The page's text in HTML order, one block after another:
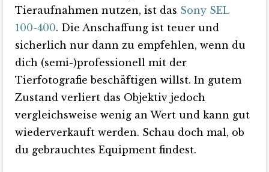
Tieraufnahmen nutzen, ist das Sony SEL
100-400. Die Anschaffung ist teuer und
sicherlich nur dann zu empfehlen, wenn du
dich (semi-)professionell mit der
Tierfotografie beschäftigen willst. In gutem
Zustand verliert das Objektiv jedoch
vergleichsweise wenig an Wert und kann gut
wiederverkauft werden. Schau doch mal, ob
du gebrauchtes Equipment findest.